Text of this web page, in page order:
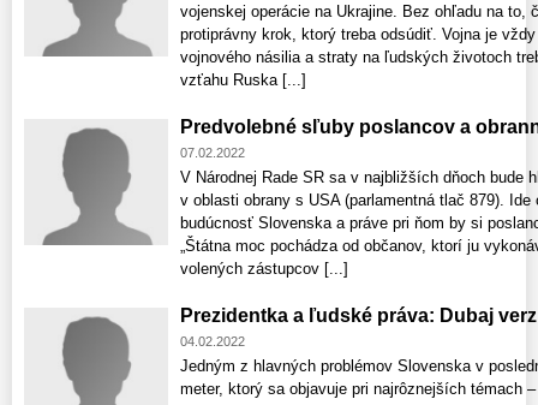
vojenskej operácie na Ukrajine. Bez ohľadu na to,
protiprávny krok, ktorý treba odsúdiť. Vojna je
vojnového násilia a straty na ľudských životoch
vzťahu Ruska [...]
Predvolebné sľuby poslancov a
07.02.2022
V Národnej Rade SR sa v najbližších dňoch bude
v oblasti obrany s USA (parlamentná tlač 879).
budúcnosť Slovenska a práve pri ňom by si
„Štátna moc pochádza od občanov, ktorí ju
volených zástupcov [...]
Prezidentka a ľudské práva: Dubaj
04.02.2022
Jedným z hlavných problémov Slovenska v
meter, ktorý sa objavuje pri najrôznejších témach